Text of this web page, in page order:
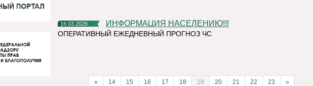
16.03.2026 ИНФОРМАЦИЯ НАСЕЛЕНИЮ!!!
ОПЕРАТИВНЫЙ ЕЖЕДНЕВНЫЙ ПРОГНОЗ ЧС
« 14 15 16 17 18 19 20 21 22 23 »